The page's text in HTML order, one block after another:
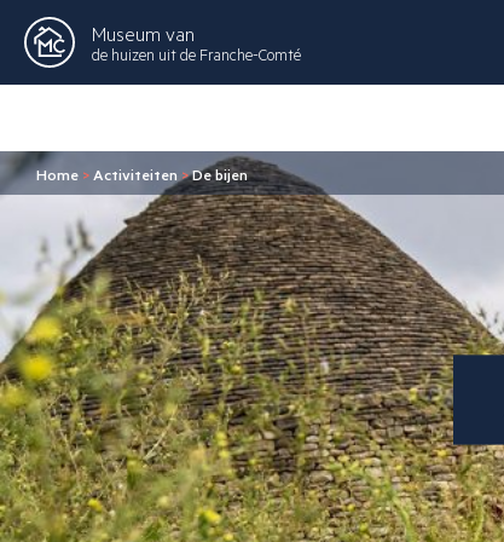
Museum van
de huizen uit de Franche-Comté
Home > Activiteiten >De bijen